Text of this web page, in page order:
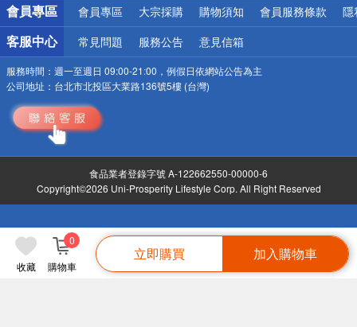
收藏 購物車
0
立即購買 加入購物車
會員專區 會員專區 大宗採購 購物須知 會員服務條款 隱
客服中心 常見問題 服務公告 意見信箱
服務時間： 週一至週日 09:00-21:00，例假日依網站公告為主
公司地址： 台北市北投區大業路136號5樓 (台灣)
食品業者登錄字號 A-122662550-00000-6
Copyright©2026 Uni-Prosperity Lifestyle Corp. All Right Reserved